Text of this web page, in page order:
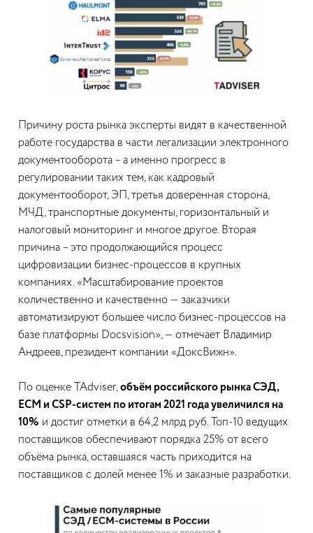
Причину роста рынка эксперты видят в качественной
работе государства в части легализации электронного
документооборота – а именно прогресс в
регулировании таких тем, как кадровый
документооборот, ЭП, третья доверенная сторона,
МЧД, транспортные документы, горизонтальный и
налоговый мониторинг и многое другое. Вторая
причина – это продолжающийся процесс
цифровизации бизнес-процессов в крупных
компаниях. «Масштабирование проектов
количественно и качественно — заказчики
автоматизируют большее число бизнес-процессов на
базе платформы Docsvision», — отмечает Владимир
Андреев, президент компании «ДоксВижн».
По оценке TAdviser,объём российского рынка СЭД,
ЕСМ и CSP-систем по итогам 2021 года увеличился на
10% и достиг отметки в 64,2 млрд руб. Топ-10 ведущих
поставщиков обеспечивают порядка 25% от всего
объёма рынка, оставшаяся часть приходится на
поставщиков с долей менее 1% и заказные разработки.